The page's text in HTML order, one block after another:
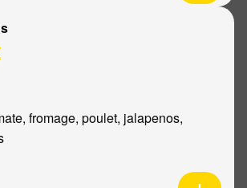
fromage, poulet, jalapenos,